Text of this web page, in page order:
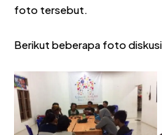
foto tersebut.
Berikut beberapa foto diskusi